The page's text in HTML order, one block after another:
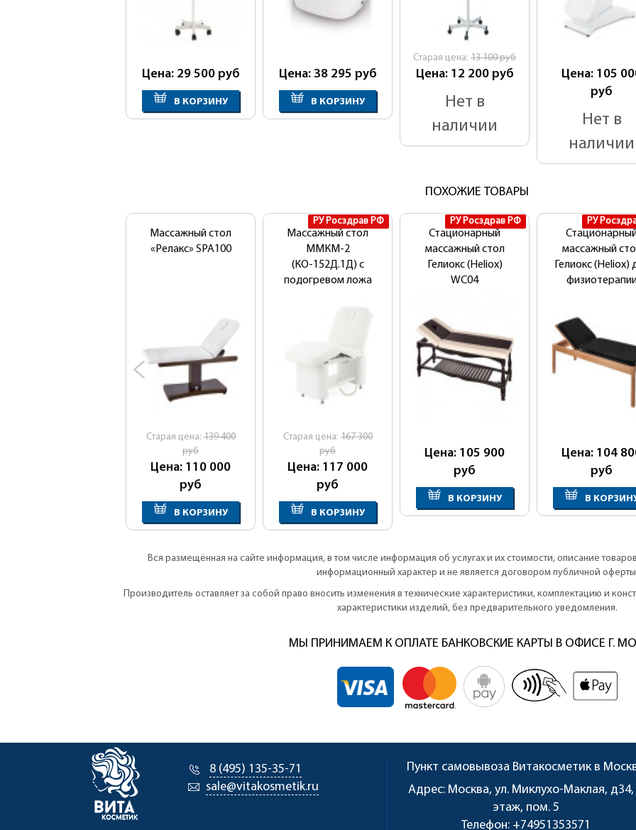
Цена: 29 500 руб
В КОРЗИНУ
Цена: 38 295 руб
В КОРЗИНУ
Cтарая цена: 13 100руб
Цена: 12 200 руб
Нет в
наличии
Цена: 105
руб
Нет в
наличии
ПОХОЖИЕ ТОВАРЫ
Массажный стол
«Релакс» SPA100
Cтарая цена:139 400
руб
Цена: 110 000
руб
В КОРЗИНУ
РУ Росздрав РФ
Массажный стол
ММКМ-2
(КО-152Д.1Д) с
подогревом ложа
Cтарая цена:167 300
руб
Цена: 117 000
руб
В КОРЗИНУ
РУ Росздрав РФ
Стационарный
массажный стол
Гелиокс (Heliox)
WC04
Цена: 105 900
руб
В КОРЗИНУ
РУ
массажный
Гелиокс (Heliox)
Цена: 104
руб
В
Вся размещённая на сайте информация, в том числе информация об услугах и их стоимости, описание
информационный характер и не является договором публичной
Производитель оставляет за собой право вносить изменения в технические характеристики, комплектацию и
характеристики изделий, без предварительного уведомления.
МЫ ПРИНИМАЕМ К ОПЛАТЕ БАНКОВСКИЕ КАРТЫ В ОФИСЕ Г.
8 (495) 135-35-71
sale@vitakosmetik.ru
Пункт самовывоза Витакосметик в
Адрес: Москва, ул. Миклухо-Маклая, д34,
этаж, пом. 5
Телефон: +74951353571